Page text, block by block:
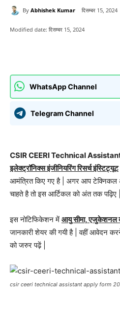
By Abhishek Kumar दिसम्बर 15, 2024
Modified date: दिसम्बर 15, 2024
WhatsApp Channel
Telegram Channel
CSIR CEERI Technical
इलेक्ट्रॉनिक्स इंजीनियरिंग रिसर्च इंस्टिट्यूट
आमंत्रित किए गए है | अगर आप टेक्निकल
चाहते है तो इस आर्टिकल को अंत तक पढ़िए |
इस नोटिफिकेशन में आयु सीमा, एजुकेशनल
जानकारी शेयर की गयी है | वहीं आवेदन
को जरुर पढ़ें |
csir ceeri technical assistant apply form